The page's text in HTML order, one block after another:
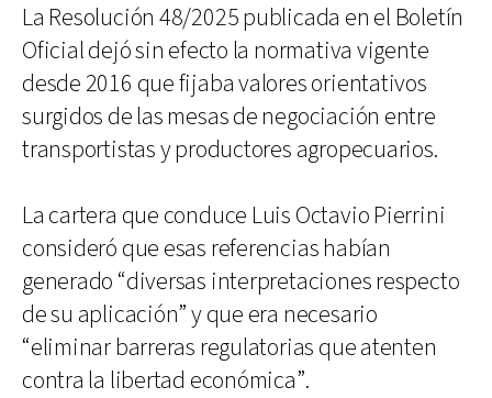
La Resolución 48/2025 publicada en el Boletín
Oficial dejó sin efecto la normativa vigente
desde 2016 que fijaba valores orientativos
surgidos de las mesas de negociación entre
transportistas y productores agropecuarios.
La cartera que conduce Luis Octavio Pierrini
consideró que esas referencias habían
generado “diversas interpretaciones respecto
de su aplicación” y que era necesario
“eliminar barreras regulatorias que atenten
contra la libertad económica”.